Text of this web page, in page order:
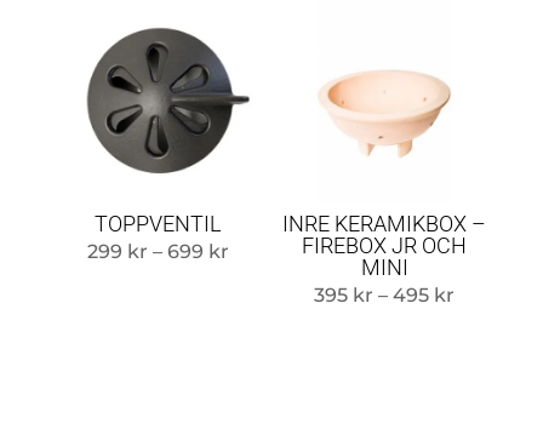
TOPPVENTIL
299 kr – 699 kr Prisintervall:
INRE KERAMIKBOX –
FIREBOX JR OCH
MINI
395 kr – 495 kr